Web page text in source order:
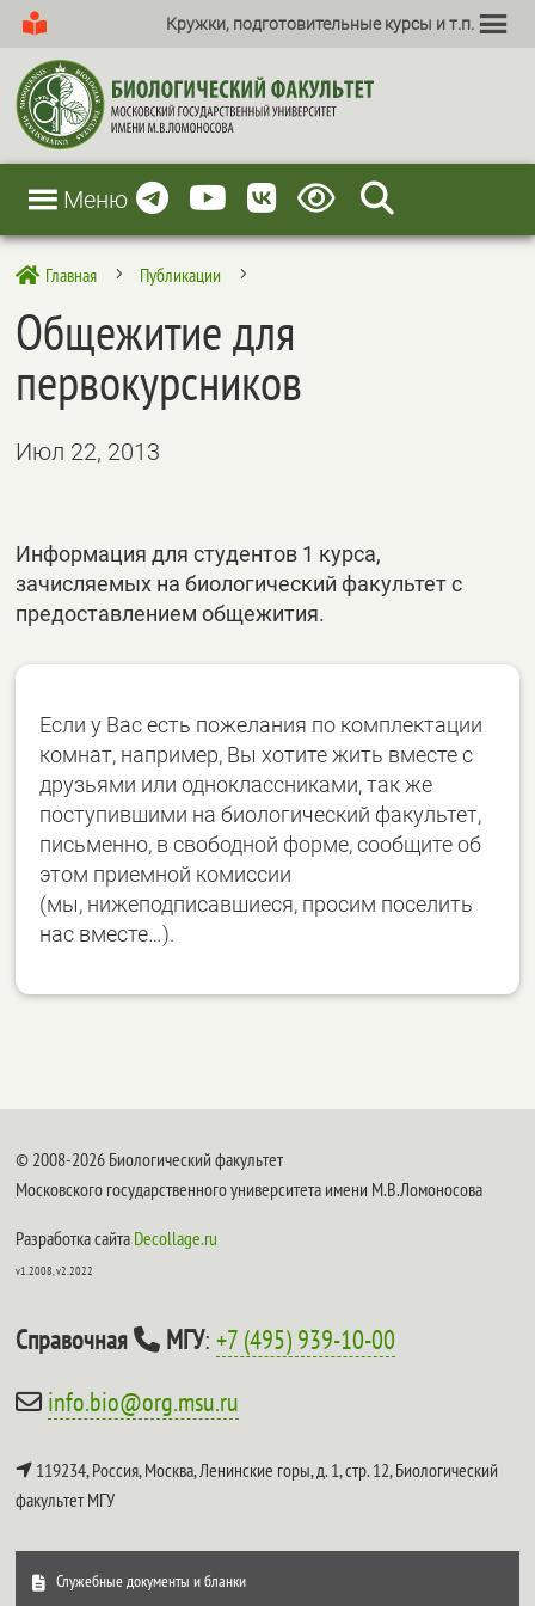
Кружки, подготовительные курсы и т.п.
Меню
 Главная 5 Публикации 5
Общежитие для
первокурсников
Июл 22, 2013
Информация для студентов 1 курса,
зачисляемых на биологический факультет с
предоставлением общежития.
Если у Вас есть пожелания по комплектации
комнат, например, Вы хотите жить вместе с
друзьями или одноклассниками, так же
поступившими на биологический факультет,
письменно, в свободной форме, сообщите об
этом приемной комиссии
(мы, нижеподписавшиеся, просим поселить
нас вместе…).
© 2008-2026 Биологический факультет
Московского государственного университета имени М.В.Ломоносова
Разработка сайта Decollage.ru
v1.2008, v2.2022
Справочная МГУ:+7 (495) 939-10-00
info.bio@org.msu.ru
119234, Россия, Москва, Ленинские горы, д. 1, стр. 12,Биологический
факультет МГУ
Служебные документы и бланки